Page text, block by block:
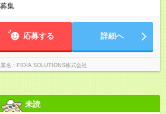
～8:00
集
応募する 詳細へ
名 FIDIA SOLUTIONS株式会社
未読